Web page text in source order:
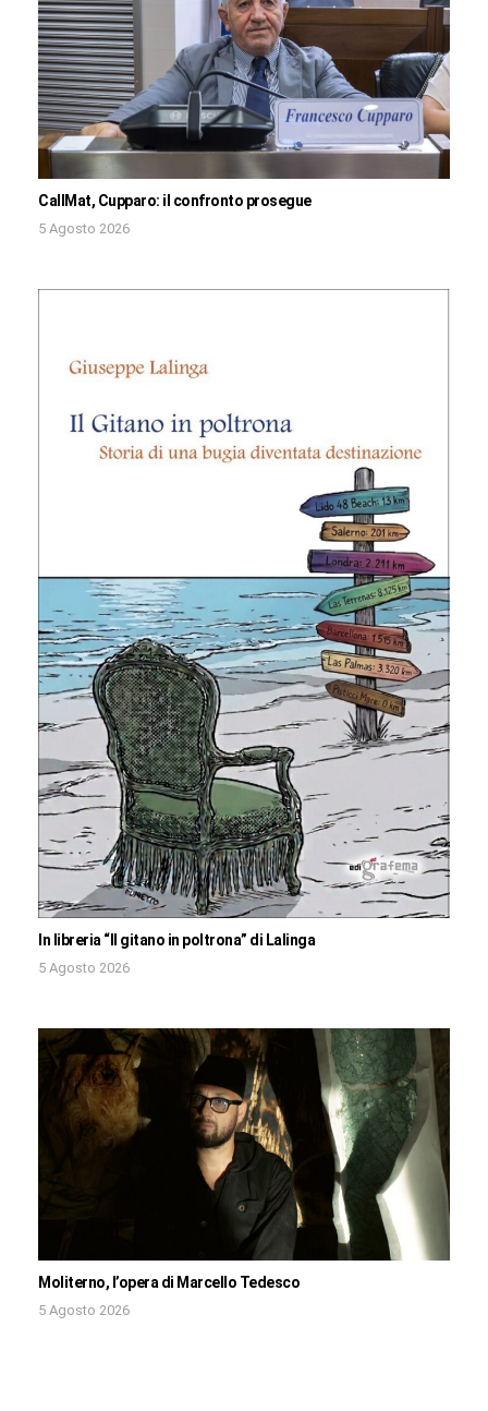
CallMat, Cupparo: il confronto prosegue
5 Agosto 2026
In libreria “Il gitano in poltrona” di Lalinga
5 Agosto 2026
Moliterno, l’opera di Marcello Tedesco
5 Agosto 2026